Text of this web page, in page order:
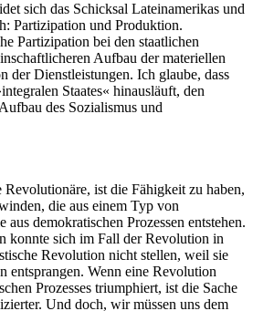
sich das Schicksal Lateinamerikas und
Partizipation und Produktion.
Partizipation bei den staatlichen
Aufbau der materiellen
der Dienstleistungen. Ich glaube, dass
Staates« hinausläuft, den
des Sozialismus und
ist die Fähigkeit zu haben,
die aus einem Typ von
demokratischen Prozessen entstehen.
konnte sich im Fall der Revolution in
Revolution nicht stellen, weil sie
entsprangen. Wenn eine Revolution
Prozesses triumphiert, ist die Sache
Und doch, wir müssen uns dem